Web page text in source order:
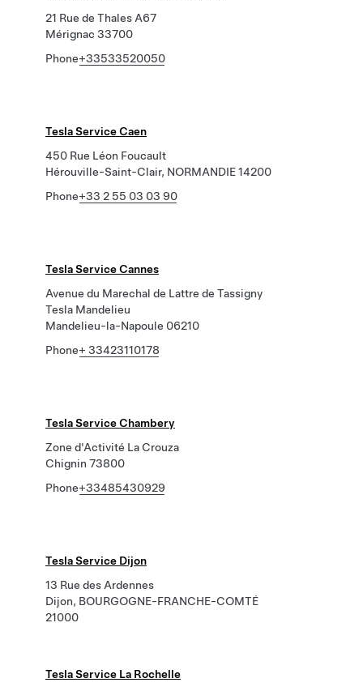
21 Rue de Thales A67
Mérignac 33700
Phone+33533520050
Tesla Service Caen
450 Rue Léon Foucault
Hérouville-Saint-Clair, NORMANDIE 14200
Phone+33 2 55 03 03 90
Tesla Service Cannes
Avenue du Marechal de Lattre de Tassigny
Tesla Mandelieu
Mandelieu-la-Napoule 06210
Phone+ 33423110178
Tesla Service Chambery
Zone d'Activité La Crouza
Chignin 73800
Phone+33485430929
Tesla Service Dijon
13 Rue des Ardennes
Dijon, BOURGOGNE-FRANCHE-COMTÉ
21000
Tesla Service La Rochelle